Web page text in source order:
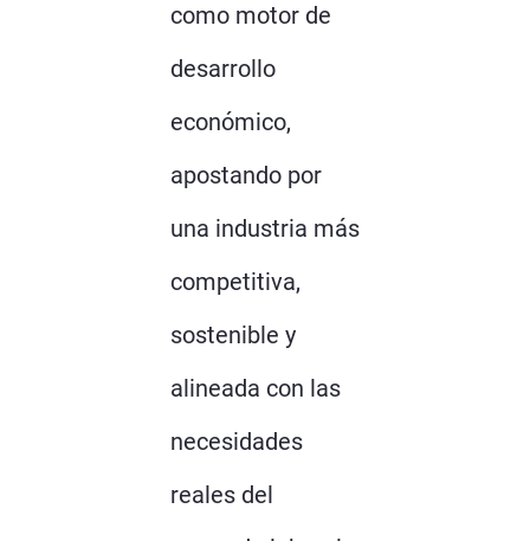
como motor de
desarrollo
económico,
apostando por
una industria más
competitiva,
sostenible y
alineada con las
necesidades
reales del